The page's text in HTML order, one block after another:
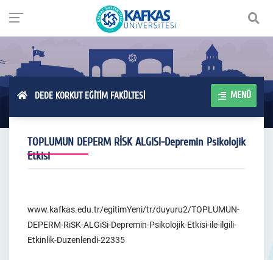
DEDE KORKUT EĞİTİM FAKÜLTESİ MENÜ
TOPLUMUN DEPERM RİSK ALGISI-Depremin Psikolojik
Etkisi
www.kafkas.edu.tr/egitimYeni/tr/duyuru2/TOPLUMUN-
DEPERM-RiSK-ALGiSi-Depremin-Psikolojik-Etkisi-ile-ilgili-
Etkinlik-Duzenlendi-22335